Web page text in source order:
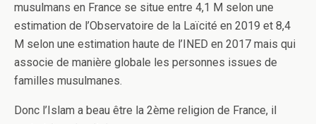
musulmans en France se situe entre 4,1 M selon une
estimation de l’Observatoire de la Laïcité en 2019 et 8,4
M selon une estimation haute de l’INED en 2017 mais qui
associe de manière globale les personnes issues de
familles musulmanes.
Donc l’Islam a beau être la 2ème religion de France, il